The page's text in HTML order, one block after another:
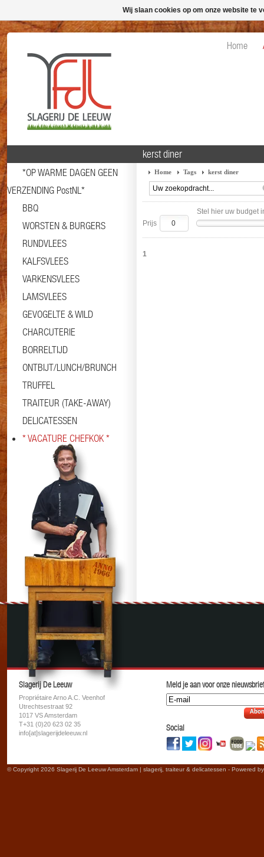
Home
*OP WARME DAGEN GEEN
VERZENDING PostNL*
BBQ
WORSTEN & BURGERS
RUNDVLEES
KALFSVLEES
VARKENSVLEES
LAMSVLEES
GEVOGELTE & WILD
CHARCUTERIE
BORRELTIJD
ONTBIJT/LUNCH/BRUNCH
TRUFFEL
TRAITEUR (TAKE-AWAY)
DELICATESSEN
* VACATURE CHEFKOK *
kerst diner
Home Tags kerst diner
Stel hier uw budget
Prijs
1
Slagerij De Leeuw
Propriétaire Arno A.C. Veenhof
Utrechtsestraat 92
1017 VS Amsterdam
T+31 (0)20 623 02 35
info[at]slagerijdeleeuw.nl
Meld je aan voor onze
Social
© Copyright 2026 Slagerij De Leeuw Amsterdam | slagerij, traiteur & delicatessen - Powered
Wij slaan cookies op om onze website te